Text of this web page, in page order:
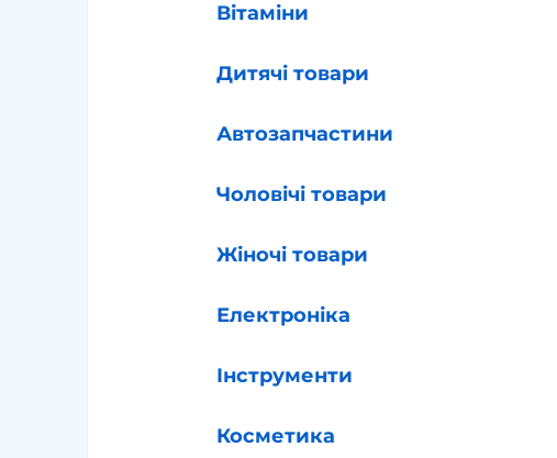
Вітаміни
Дитячі товари
Автозапчастини
Чоловічі товари
Жіночі товари
Електроніка
Інструменти
Косметика